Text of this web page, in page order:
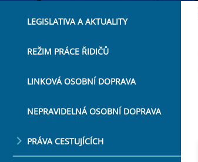
LEGISLATIVA A AKTUALITY
REŽIM PRÁCE ŘIDIČŮ
LINKOVÁ OSOBNÍ DOPRAVA
NEPRAVIDELNÁ OSOBNÍ DOPRAVA
PRÁVA CESTUJÍCÍCH